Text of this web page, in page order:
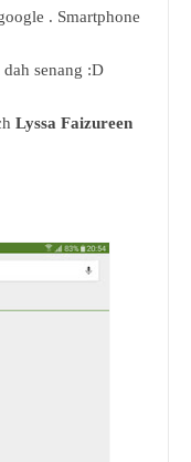
. Smartphone
dah senang :D
Lyssa Faizureen